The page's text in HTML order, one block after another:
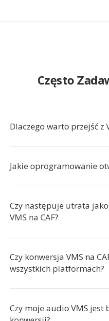
Często
Dlaczego warto przejść z
Jakie oprogramowanie
Czy następuje utrata
VMS na CAF?
Czy konwersja VMS na
wszystkich platformach?
Czy moje audio VMS jest